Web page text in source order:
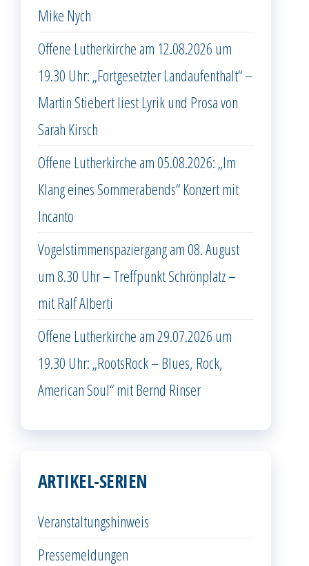
Mike Nych
Offene Lutherkirche am 12.08.2026 um
19.30 Uhr: „Fortgesetzter Landaufenthalt“ –
Martin Stiebert liest Lyrik und Prosa von
Sarah Kirsch
Offene Lutherkirche am 05.08.2026: „Im
Klang eines Sommerabends“ Konzert mit
Incanto
Vogelstimmenspaziergang am 08. August
um 8.30 Uhr – Treffpunkt Schrönplatz –
mit Ralf Alberti
Offene Lutherkirche am 29.07.2026 um
19.30 Uhr: „RootsRock – Blues, Rock,
American Soul“ mit Bernd Rinser
ARTIKEL-SERIEN
Veranstaltungshinweis
Pressemeldungen